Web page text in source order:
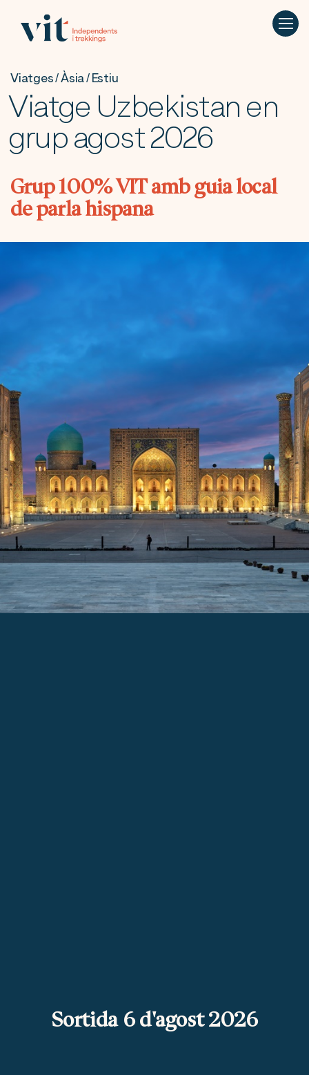
Viatges / Àsia / Estiu
Viatge Uzbekistan en
grup agost 2026
Grup 100% VIT amb guia local
de parla hispana
Sortida 6 d'agost 2026